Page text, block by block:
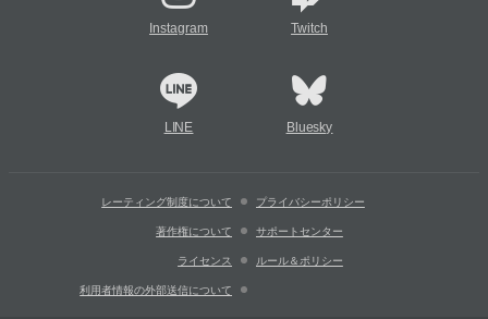
Instagram Twitch
LINE Bluesky
レーティング制度について プライバシーポリシー
著作権について サポートセンター
ライセンス ルール＆ポリシー
利用者情報の外部送信について